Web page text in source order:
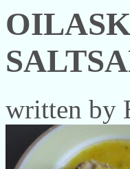
written by